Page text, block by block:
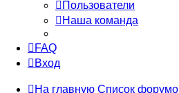
Пользователи
Наша команда
FAQ
Вход
На главную Список